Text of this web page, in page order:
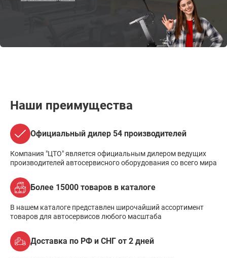
Наши преимущества
Официальный дилер 54 производителей
Компания "ЦТО" является официальным дилером ведущих
производителей автосервисного оборудования со всего мира
Более 15000 товаров в каталоге
В нашем каталоге представлен широчайший ассортимент
товаров для автосервисов любого масштаба
Доставка по РФ и СНГ от 2 дней